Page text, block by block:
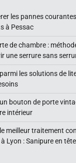
les pannes courantes
à Pessac
de chambre :
une serrure sans
les solutions de
bouton de porte
intérieur
meilleur traitement
Lyon : Sanipure en